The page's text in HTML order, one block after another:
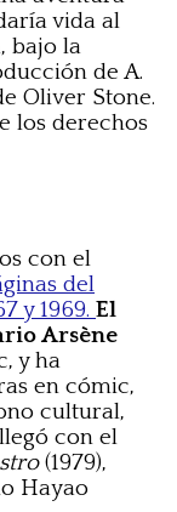
vida al
bajo la
de A.
Oliver Stone.
los derechos
con el
del
y 1969. El
Arsène
y ha
en cómic,
cultural,
con el
(1979),
Hayao